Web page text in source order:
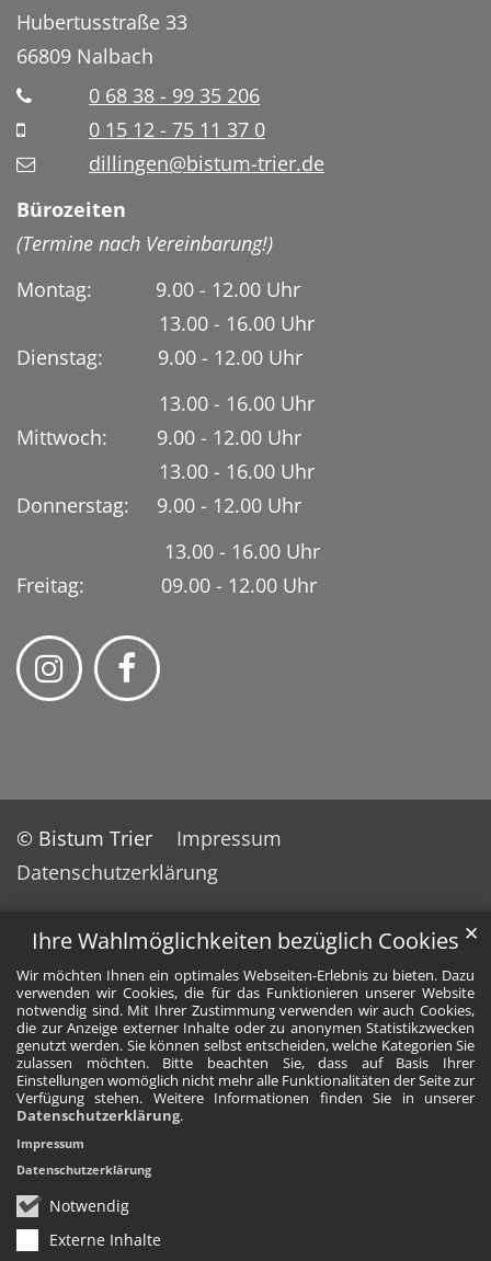
Ihre Wahlmöglichkeiten bezüglich Cookies
Wir möchten Ihnen ein optimales Webseiten-Erlebnis zu bieten. Dazu
verwenden wir Cookies, die für das Funktionieren unserer Website
notwendig sind. Mit Ihrer Zustimmung verwenden wir auch Cookies,
die zur Anzeige externer Inhalte oder zu anonymen Statistikzwecken
genutzt werden. Sie können selbst entscheiden, welche Kategorien Sie
zulassen möchten. Bitte beachten Sie, dass auf Basis Ihrer
Einstellungen womöglich nicht mehr alle Funktionalitäten der Seite zur
Verfügung stehen. Weitere Informationen finden Sie in unserer
Datenschutzerklärung.
Notwendig
Externe Inhalte
✕
Impressum
Datenschutzerklärung
Hubertusstraße 33
66809 Nalbach
0 68 38 - 99 35 206
0 15 12 - 75 11 37 0
dillingen@bistum-trier.de
Bürozeiten
(Termine nach Vereinbarung!)
Montag: 9.00 - 12.00 Uhr
13.00 - 16.00 Uhr
Dienstag:
9.00 - 12.00 Uhr
13.00 - 16.00 Uhr
Mittwoch: 9.00 - 12.00 Uhr
13.00 - 16.00 Uhr
Donnerstag: 9.00 - 12.00 Uhr
13.00 - 16.00 Uhr
Freitag: 09.00 - 12.00 Uhr
© Bistum Trier
Impressum
Datenschutzerklärung